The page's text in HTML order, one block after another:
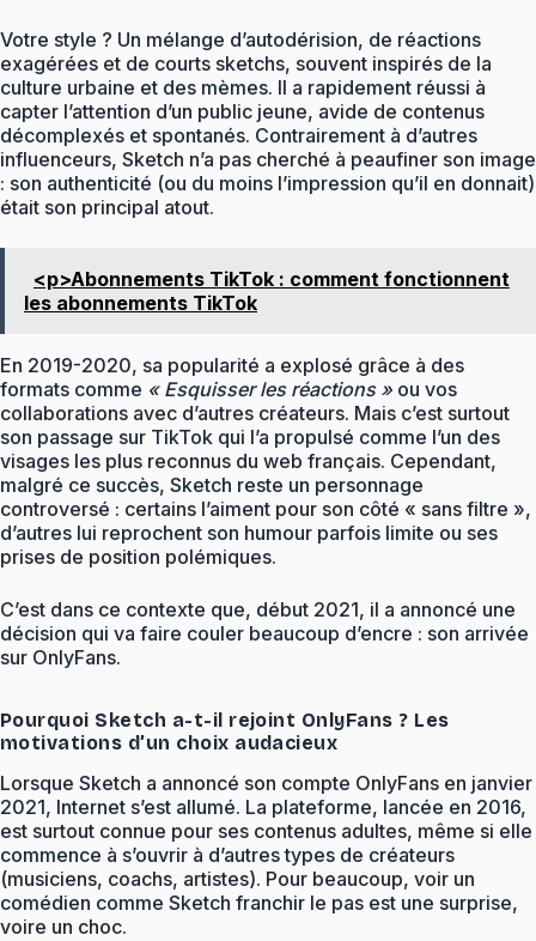
Votre style ? Un mélange d’autodérision, de réactions
exagérées et de courts sketchs, souvent inspirés de la
culture urbaine et des mèmes. Il a rapidement réussi à
capter l’attention d’un public jeune, avide de contenus
décomplexés et spontanés. Contrairement à d’autres
influenceurs, Sketch n’a pas cherché à peaufiner son image
: son authenticité (ou du moins l’impression qu’il en donnait)
était son principal atout.
<p>Abonnements TikTok : comment fonctionnent
les abonnements TikTok
En 2019-2020, sa popularité a explosé grâce à des
formats comme « Esquisser les réactions » ou vos
collaborations avec d’autres créateurs. Mais c’est surtout
son passage sur TikTok qui l’a propulsé comme l’un des
visages les plus reconnus du web français. Cependant,
malgré ce succès, Sketch reste un personnage
controversé : certains l’aiment pour son côté « sans filtre »,
d’autres lui reprochent son humour parfois limite ou ses
prises de position polémiques.
C’est dans ce contexte que, début 2021, il a annoncé une
décision qui va faire couler beaucoup d’encre : son arrivée
sur OnlyFans.
Pourquoi Sketch a-t-il rejoint OnlyFans ? Les
motivations d’un choix audacieux
Lorsque Sketch a annoncé son compte OnlyFans en janvier
2021, Internet s’est allumé. La plateforme, lancée en 2016,
est surtout connue pour ses contenus adultes, même si elle
commence à s’ouvrir à d’autres types de créateurs
(musiciens, coachs, artistes). Pour beaucoup, voir un
comédien comme Sketch franchir le pas est une surprise,
voire un choc.